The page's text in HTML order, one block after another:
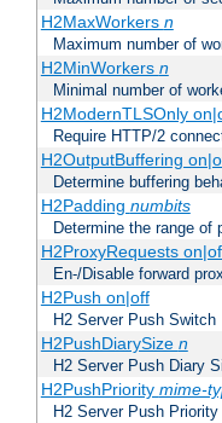
H2MaxWorkers n
Maximum number of
H2MinWorkers n
Minimal number of
H2ModernTLSOnly
Require HTTP/2
H2OutputBuffering
Determine buffering
H2Padding numbits
Determine the range of
H2ProxyRequests
En-/Disable forward
H2Push on|off
H2 Server Push Switch
H2PushDiarySize n
H2 Server Push Diary
H2PushPriority mime-
H2 Server Push Priority